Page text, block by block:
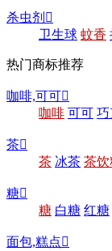
杀虫剂 
卫生球 蚊香
热门商标推荐
咖啡,可可
咖啡 可可 巧
茶
茶 冰茶 茶饮
糖
糖 白糖 红糖
面包,糕点